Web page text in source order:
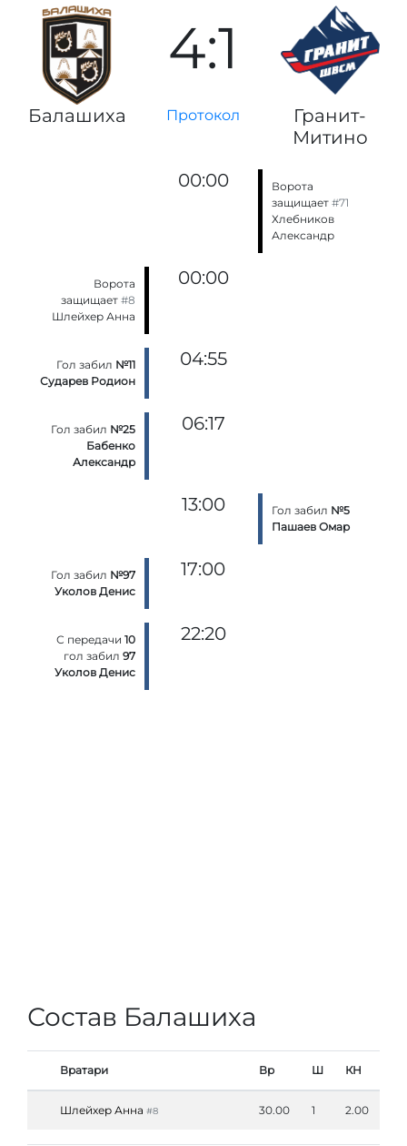
4:1
Балашиха Протокол
Гранит-
Митино
00:00
Ворота
защищает #71
Хлебников
Александр
Ворота
защищает#8
Шлейхер Анна
00:00
Гол забил №11
Сударев Родион
04:55
Гол забил №25
Бабенко
Александр
06:17
13:00 Гол забил №5
Пашаев Омар
Гол забил №97
Уколов Денис
17:00
С передачи10
гол забил97
Уколов Денис
22:20
Состав Балашиха
Вратари Вр Ш КН
Шлейхер Анна #8 30.00 1 2.00